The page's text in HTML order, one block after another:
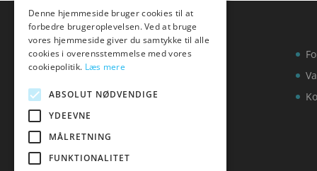
Denne hjemmeside bruger cookies til at
forbedre brugeroplevelsen. Ved at bruge
vores hjemmeside giver du samtykke til alle
cookies i overensstemmelse med vores
cookiepolitik. Læs mere
ABSOLUT NØDVENDIGE
YDEEVNE
MÅLRETNING
FUNKTIONALITET